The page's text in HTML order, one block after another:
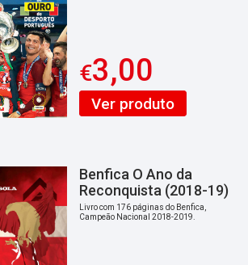
€3,00
Ver produto
Benfica O Ano da
Reconquista (2018-19)
Livro com 176 páginas do Benfica,
Campeão Nacional 2018-2019.